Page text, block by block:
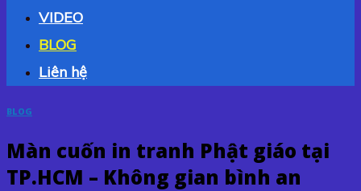
VIDEO
BLOG
Liên hệ
BLOG
Màn cuốn in tranh Phật giáo tại
TP.HCM – Không gian bình an